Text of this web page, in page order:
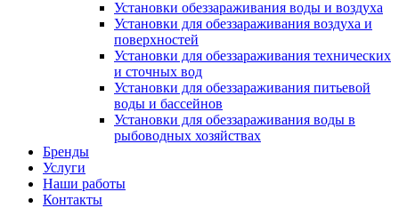
Установки обеззараживания воды и воздуха
Установки для обеззараживания воздуха и
поверхностей
Установки для обеззараживания технических
и сточных вод
Установки для обеззараживания питьевой
воды и бассейнов
Установки для обеззараживания воды в
рыбоводных хозяйствах
Бренды
Услуги
Наши работы
Контакты